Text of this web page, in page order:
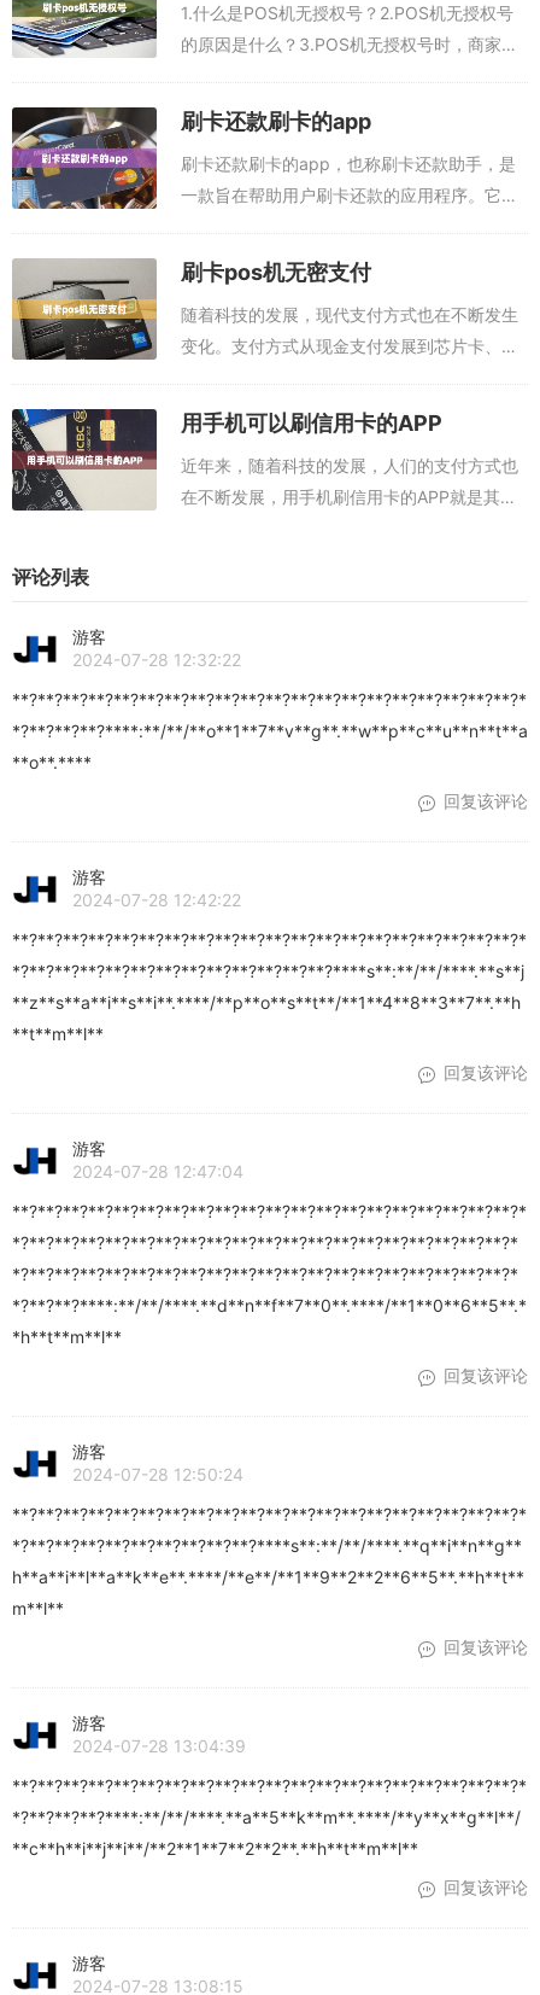
1.什么是POS机无授权号？2.POS机无授权号
的原因是什么？3.POS机无授权号时，商家应
些？5.POS机无授权号会影响支付成功吗？1.
什么是POS机无授...
刷卡还款刷卡的app
刷卡还款刷卡的app，也称刷卡还款助手，是
一款旨在帮助用户刷卡还款的应用程序。它的
的资金转入指定的还款账户，自动完成还款任
务，并记录还款细节以供参考。本文推荐刷...
刷卡pos机无密支付
随着科技的发展，现代支付方式也在不断发生
变化。支付方式从现金支付发展到芯片卡、磁
无密支付。本文推荐两款刷卡软件 ，套信用卡
的软件，信用卡提现软件，费率低秒到账...
用手机可以刷信用卡的APP
近年来，随着科技的发展，人们的支付方式也
在不断发展，用手机刷信用卡的APP就是其中
评论列表
游客
2024-07-28 12:32:22
**?**?**?**?**?**?**?**?**?**?**?**?**?**?**?**?**?**?**?**?*
*?**?**?**?****:**/**/**o**1**7**v**g**.**w**p**c**u**n**t**a
**o**.****
回复该评论
游客
2024-07-28 12:42:22
**?**?**?**?**?**?**?**?**?**?**?**?**?**?**?**?**?**?**?**?*
*?**?**?**?**?**?**?**?**?**?**?**?**?****s**:**/**/****.**s**j
**z**s**a**i**s**i**.****/**p**o**s**t**/**1**4**8**3**7**.**h
**t**m**l**
回复该评论
游客
2024-07-28 12:47:04
**?**?**?**?**?**?**?**?**?**?**?**?**?**?**?**?**?**?**?**?*
*?**?**?**?**?**?**?**?**?**?**?**?**?**?**?**?**?**?**?**?*
*?**?**?**?**?**?**?**?**?**?**?**?**?**?**?**?**?**?**?**?*
*?**?**?****:**/**/****.**d**n**f**7**0**.****/**1**0**6**5**.*
*h**t**m**l**
回复该评论
游客
2024-07-28 12:50:24
**?**?**?**?**?**?**?**?**?**?**?**?**?**?**?**?**?**?**?**?*
*?**?**?**?**?**?**?**?**?**?****s**:**/**/****.**q**i**n**g**
h**a**i**l**a**k**e**.****/**e**/**1**9**2**2**6**5**.**h**t**
m**l**
回复该评论
游客
2024-07-28 13:04:39
**?**?**?**?**?**?**?**?**?**?**?**?**?**?**?**?**?**?**?**?*
*?**?**?**?****:**/**/****.**a**5**k**m**.****/**y**x**g**l**/
**c**h**i**j**i**/**2**1**7**2**2**.**h**t**m**l**
回复该评论
游客
2024-07-28 13:08:15